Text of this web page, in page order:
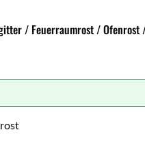
/ Feuerraumrost /